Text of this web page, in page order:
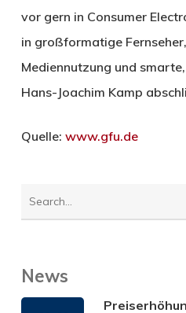
vor gern in Consumer
in großformatige
Mediennutzung und
Hans-Joachim Kamp
Quelle: www.gfu.de
News